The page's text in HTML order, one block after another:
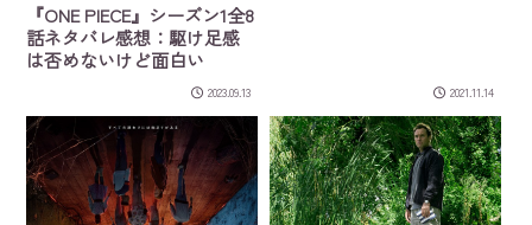
『ONE PIECE』シーズン1全8
話ネタバレ感想：駆け足感
は否めないけど面白い
2023.09.13 2021.11.14